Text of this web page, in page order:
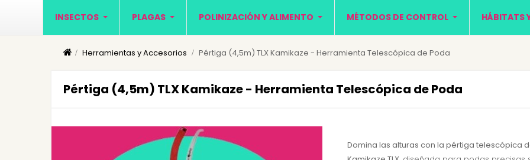
INSECTOS PLAGAS POLINIZACIÓN Y ALIMENTO MÉTODOS DE CONTROL HÁBITATS
Herramientas y Accesorios Pértiga (4,5m) TLX Kamikaze - Herramienta Telescópica de Poda
Pértiga (4,5m) TLX Kamikaze - Herramienta Telescópica de Poda
Domina las alturas con la pértiga telescópica